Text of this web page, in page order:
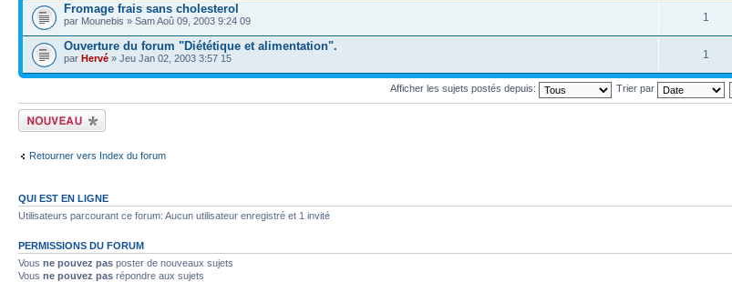
Fromage frais sans cholesterol
par Mounebis » Sam Aoû 09, 2003 9:24 09 1
Ouverture du forum "Diététique et alimentation".
par Hervé » Jeu Jan 02, 2003 3:57 15 1
Afficher les sujets postés depuis: Trier par
Écrire un nouveau
sujet
Retourner vers Index du forum
QUI EST EN LIGNE
Utilisateurs parcourant ce forum: Aucun utilisateur enregistré et 1 invité
PERMISSIONS DU FORUM
Vous ne pouvez pas poster de nouveaux sujets
Vous ne pouvez pas répondre aux sujets